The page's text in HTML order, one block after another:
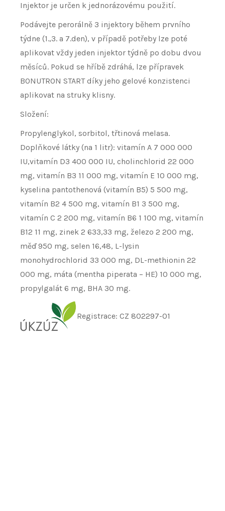
Injektor je určen k jednorázovému použití.
Podávejte perorálně 3 injektory během prvního
týdne (1.,3. a 7.den), v případě potřeby lze poté
aplikovat vždy jeden injektor týdně po dobu dvou
měsíců. Pokud se hříbě zdráhá, lze přípravek
BONUTRON START díky jeho gelové konzistenci
aplikovat na struky klisny.
Složení:
Propylenglykol, sorbitol, třtinová melasa.
Doplňkové látky (na 1 litr): vitamín A 7 000 000
IU,vitamín D3 400 000 IU, cholinchlorid 22 000
mg, vitamín B3 11 000 mg, vitamín E 10 000 mg,
kyselina pantothenová (vitamín B5) 5 500 mg,
vitamín B2 4 500 mg, vitamín B1 3 500 mg,
vitamín C 2 200 mg, vitamín B6 1 100 mg, vitamín
B12 11 mg, zinek 2 633,33 mg, železo 2 200 mg,
měď 950 mg, selen 16,48, L-lysin
monohydrochlorid 33 000 mg, DL-methionin 22
000 mg, máta (mentha piperata – HE) 10 000 mg,
propylgalát 6 mg, BHA 30 mg.
Registrace: CZ 802297-01